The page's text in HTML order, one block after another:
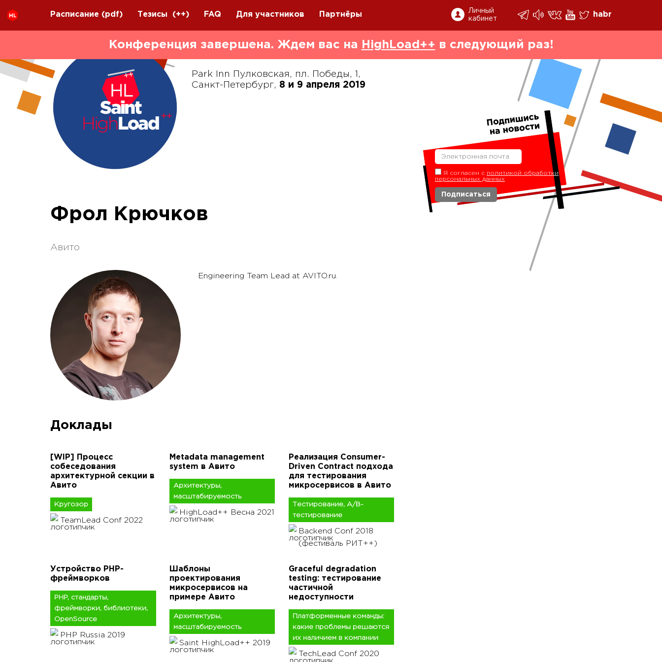
Личный
кабинет
habr
Расписание (pdf) Тезисы (++) FAQ Для участников Партнёры
Конференция завершена. Ждем вас на HighLoad++ в следующий раз!
Park Inn Пулковская, пл. Победы, 1,
Санкт-Петербург, 8 и 9 апреля 2019
Фрол Крючков
Авито
Engineering Team Lead at AVITO.ru.
Доклады
[WIP] Процесс
собеседования
архитектурной секции в
Авито
Кругозор
TeamLead Conf 2022
Metadata management
system в Авито
Архитектуры,
масштабируемость
HighLoad++ Весна 2021
Реализация Consumer-
Driven Contract подхода
для тестирования
микросервисов в Авито
Тестирование, A/B-
тестирование
Backend Conf 2018
(фестиваль РИТ++)
Устройство PHP-
фреймворков
PHP, стандарты,
фреймворки, библиотеки,
OpenSource
PHP Russia 2019
Шаблоны
проектирования
микросервисов на
примере Авито
Архитектуры,
масштабируемость
Saint HighLoad++ 2019
Graceful degradation
testing: тестирование
частичной
недоступности
Платформенные команды:
какие проблемы решаются
их наличием в компании
TechLead Conf 2020
Я согласен с политикой обработки
персональных данных